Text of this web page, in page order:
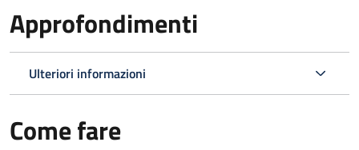
Approfondimenti
Ulteriori informazioni
Come fare